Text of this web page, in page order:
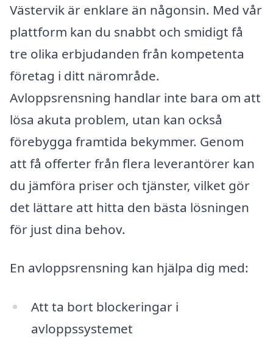
Västervik är enklare än någonsin. Med vår
plattform kan du snabbt och smidigt få
tre olika erbjudanden från kompetenta
företag i ditt närområde.
Avloppsrensning handlar inte bara om att
lösa akuta problem, utan kan också
förebygga framtida bekymmer. Genom
att få offerter från flera leverantörer kan
du jämföra priser och tjänster, vilket gör
det lättare att hitta den bästa lösningen
för just dina behov.
En avloppsrensning kan hjälpa dig med:
Att ta bort blockeringar i
avloppssystemet